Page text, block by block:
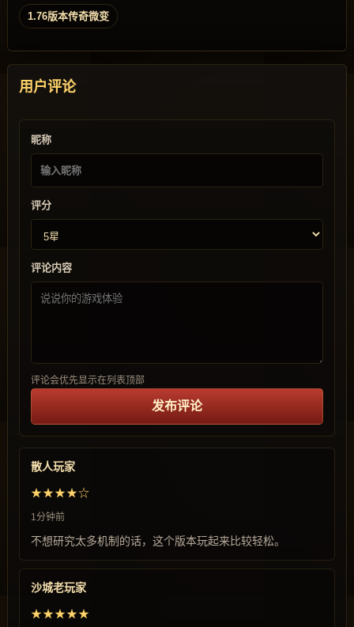
1.76版本传奇微变
用户评论
昵称
评分
评论内容
评论会优先显示在列表顶部
发布评论
散人玩家
★★★★☆
1分钟前
不想研究太多机制的话，这个版本玩起来比较轻松。
沙城老玩家
★★★★★